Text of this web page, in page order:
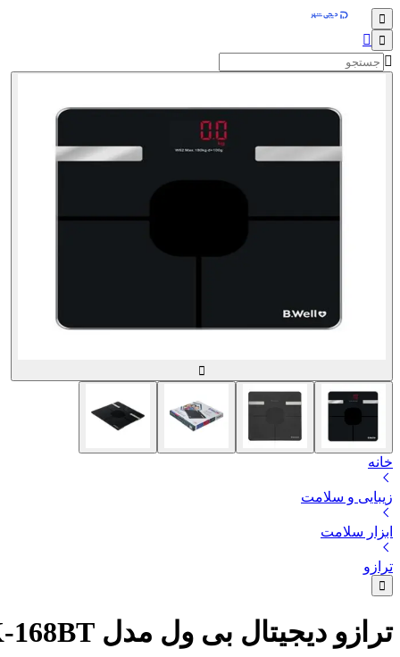
خانه
زیبایی و سلامت
ابزار سلامت
ترازو
ترازو دیجیتال بی ول مدل WK-168BT